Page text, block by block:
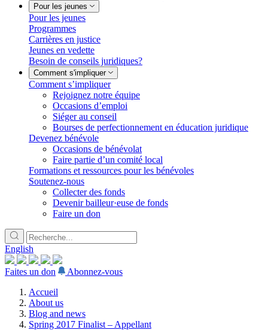
Pour les jeunes
Pour les jeunes
Programmes
Carrières en justice
Jeunes en vedette
Besoin de conseils juridiques?
Comment s'impliquer
Comment s’impliquer
Rejoignez notre équipe
Occasions d’emploi
Siéger au conseil
Bourses de perfectionnement en éducation juridique
Devenez bénévole
Occasions de bénévolat
Faire partie d’un comité local
Formations et ressources pour les bénévoles
Soutenez-nous
Collecter des fonds
Devenir bailleur·euse de fonds
Faire un don
English
Faites un don
Abonnez-vous
Accueil
About us
Blog and news
Spring 2017 Finalist – Appellant